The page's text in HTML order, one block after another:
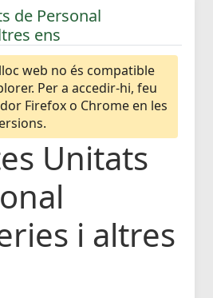
de Personal
ens
web no és compatible
Per a accedir-hi, feu
Firefox o Chrome en les
Unitats
i altres